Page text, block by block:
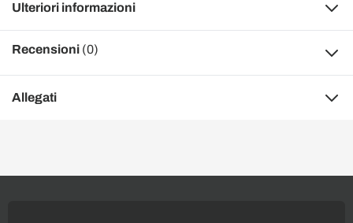
Ulteriori informazioni
Recensioni (0)
Allegati